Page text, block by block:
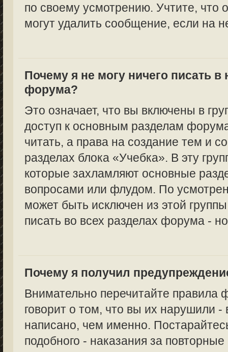
по своему усмотрению. Учтите, что
могут удалить сообщение, если на
Почему я не могу ничего писать в
форума?
Это означает, что вы включены в
доступ к основным разделам
читать, а права на создание тем и
разделах блока «Учебка». В эту
которые захламляют основные
вопросами или флудом. По
может быть исключен из этой
писать во всех разделах форума -
Почему я получил
Внимательно перечитайте
говорит о том, что вы их нарушили -
написано, чем именно.
подобного - наказания за